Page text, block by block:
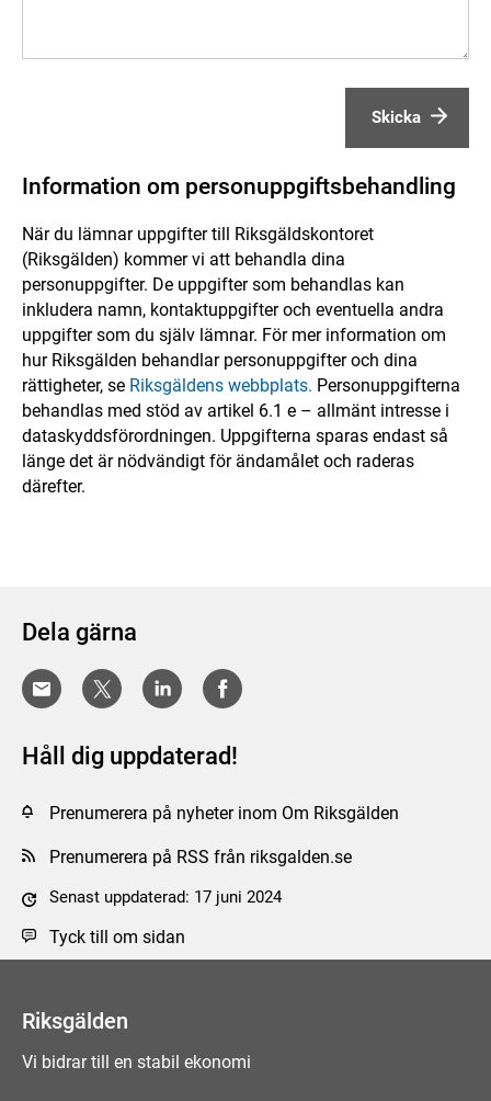
Skicka
Information om personuppgiftsbehandling
När du lämnar uppgifter till Riksgäldskontoret
(Riksgälden) kommer vi att behandla dina
personuppgifter. De uppgifter som behandlas kan
inkludera namn, kontaktuppgifter och eventuella andra
uppgifter som du själv lämnar. För mer information om
hur Riksgälden behandlar personuppgifter och dina
rättigheter, se Riksgäldens webbplats. Personuppgifterna
behandlas med stöd av artikel 6.1 e – allmänt intresse i
dataskyddsförordningen. Uppgifterna sparas endast så
länge det är nödvändigt för ändamålet och raderas
därefter.
Dela gärna
Håll dig uppdaterad!
Prenumerera på nyheter inom Om Riksgälden
Prenumerera på RSS från riksgalden.se
Senast uppdaterad: 17 juni 2024
Tyck till om sidan
Riksgälden
Vi bidrar till en stabil ekonomi